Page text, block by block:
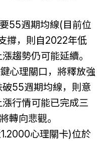
55週期均線(目前位
撐，則自2022年低
趨勢仍可能延續。
心理關口，將釋放強
55週期均線，則意
行情可能已完成三
轉向悲觀。
心理關卡)位於